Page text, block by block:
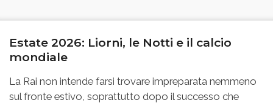
Estate 2026: Liorni, le Notti e il calcio
mondiale
La Rai non intende farsi trovare impreparata nemmeno
sul fronte estivo, soprattutto dopo il successo che